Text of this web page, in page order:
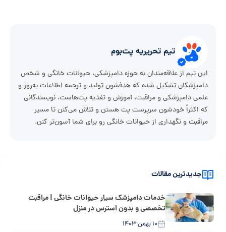
تیم تحریریه پت‌بوم
این تیم از علاقه‌مندان به حوزه دامپزشکی، حیوانات خانگی و شخص
دامپزشکان تشکیل شده که هدفشون تولید و ترجمه اطلاعات به‌روز و
علمی دامپزشکی و مراقبت، آموزش و تغذیه پت‌هاست. نویسندگانی
که اکثراً خودشون سرپرست پت هستن و تلاش می‌کنن تا مسیر
مراقبت و نگهداری از حیوانات خانگی رو برای شما آسون‌تر کنن.
جدیدترین مقالات
خدمات دامپزشک سیار حیوانات خانگی | مراقبت
تخصصی و بدون استرس در منزل
۱۰ بهمن ۱۴۰۳